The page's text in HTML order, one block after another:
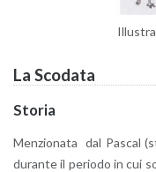
La Sco­da­ta
Sto­ria
Men­zio­na­ta dal Pa­scal
du­ran­te il pe­rio­do in cui